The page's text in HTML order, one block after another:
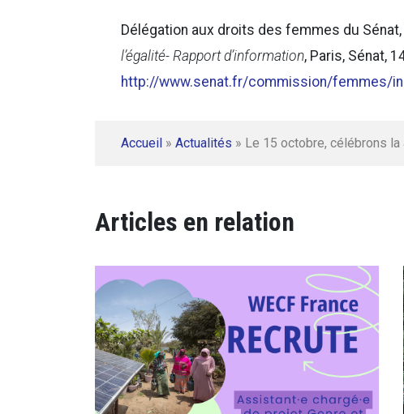
Délégation aux droits des femmes du Sénat,
l’égalité- Rapport d’information, Paris, Sénat,
http://www.senat.fr/commission/femmes/
Accueil » Actualités » Le 15 octobre, célébrons
Articles en relation